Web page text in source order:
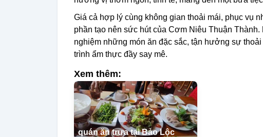
Giá cả hợp lý cùng không gian thoải mái, phục vụ
phần tạo nên sức hút của Cơm Niêu Thuận
nghiệm những món ăn đặc sắc, tận hưởng sự
trình ẩm thực đầy say mê.
Xem thêm:
quán ăn trưa tại Bảo Lộc